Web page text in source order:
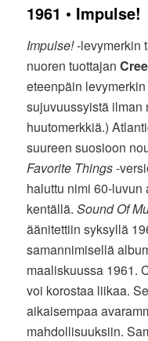
1961 • Impulse!
Impulse!-levymerkin
nuoren tuottajan
eteenpäin
sujuvuussyistä
huutomerkkiä.)
suureen suosioon
Favorite Things-
haluttu nimi 60-
kentällä.Sound Of
äänitettiin syksyllä
samannimisellä
maaliskuussa 1961.
voi korostaa liikaa.
aikaisempaa
mahdollisuuksiin.